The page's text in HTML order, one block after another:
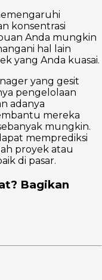
konsentrasi
Anda mungkin
hal lain
yang Anda kuasai.
yang gesit
pengelolaan
adanya
mereka
mungkin.
memprediksi
proyek atau
di pasar.
Bagikan